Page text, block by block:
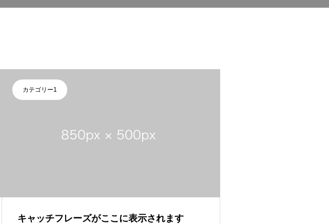
カテゴリー1
キャッチフレーズがここに表示されます